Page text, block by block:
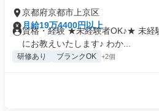
京都府京都市上京区
月給19万4400円以上
資格・経験 ★未経験者OK♪★ 未経
にお教えいたします♪ わか...
研修あり ブランクOK +2個